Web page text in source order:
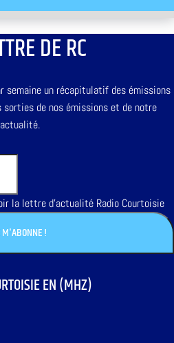
DE RC
semaine un récapitulatif des émissions
sorties de nos émissions et de notre
actualité.
la lettre d'actualité Radio Courtoisie
EN (MHZ)